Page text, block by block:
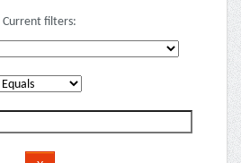
Current filters: